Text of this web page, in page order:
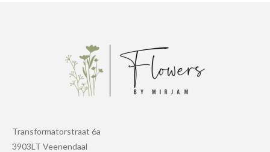
Transformatorstraat 6a
3903LT Veenendaal